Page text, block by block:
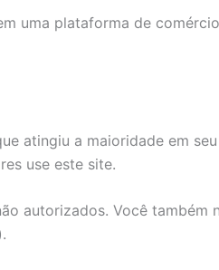
uma plataforma de
atingiu a maioridade em
use este site.
autorizados. Você